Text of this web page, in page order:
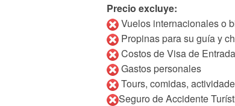
Precio excluye:
Vuelos internacionales o
Propinas para su guía y
Costos de Visa de
Gastos personales
Tours, comidas,
Seguro de Accidente